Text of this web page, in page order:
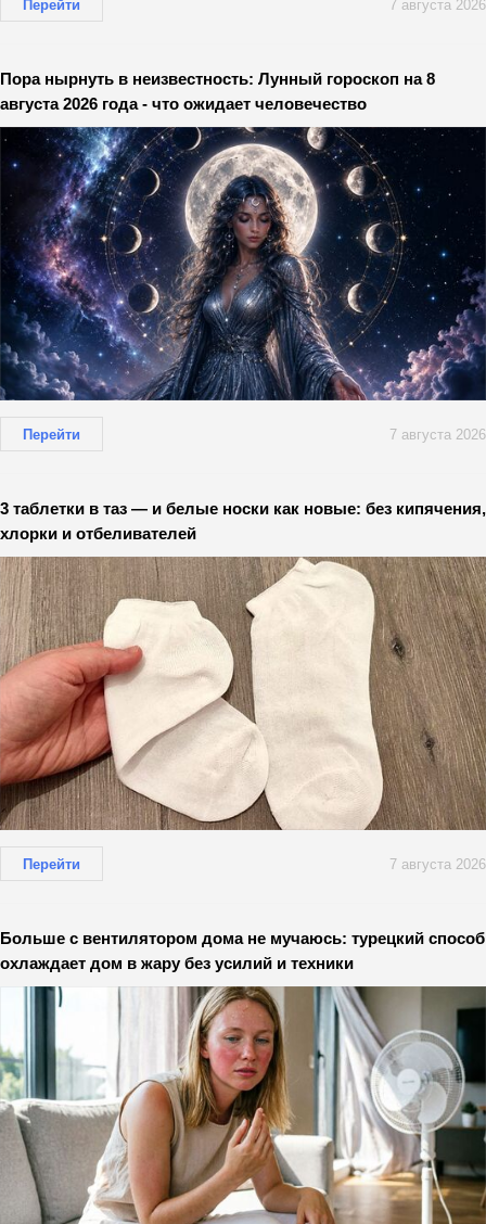
Перейти 7 августа 2026
Пора нырнуть в неизвестность: Лунный гороскоп на 8
августа 2026 года - что ожидает человечество
Перейти 7 августа 2026
3 таблетки в таз — и белые носки как новые: без кипячения,
хлорки и отбеливателей
Перейти 7 августа 2026
Больше с вентилятором дома не мучаюсь: турецкий способ
охлаждает дом в жару без усилий и техники